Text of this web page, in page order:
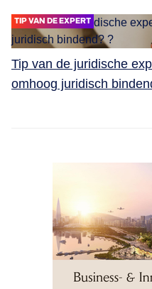
TIP VAN DE EXPERT
Tip van de juridische
omhoog juridisch